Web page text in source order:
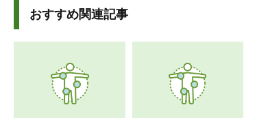
おすすめ関連記事